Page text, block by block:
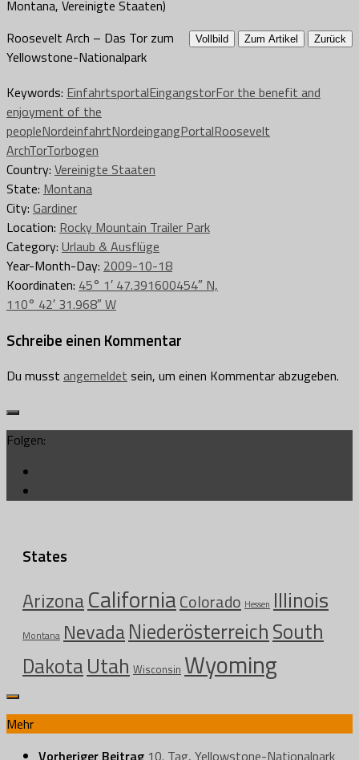
Vollbild Zum Artikel Zurück
Roosevelt Arch – Das Tor zum
Yellowstone-Nationalpark
Keywords: EinfahrtsportalEingangstorFor the benefit and
enjoyment of the
peopleNordeinfahrtNordeingangPortalRoosevelt
ArchTorTorbogen
Country: Vereinigte Staaten
State: Montana
City: Gardiner
Location: Rocky Mountain Trailer Park
Category: Urlaub & Ausflüge
Year-Month-Day: 2009-10-18
Koordinaten: 45° 1′ 47.391600454″ N,
110° 42′ 31.968″ W
Schreibe einen Kommentar
Du musst angemeldet sein, um einen Kommentar abzugeben.
Folgen:
States
ArizonaCaliforniaColorado Hessen Illinois
Montana NevadaNiederösterreichSouth
DakotaUtah Wisconsin Wyoming
Mehr
Vorheriger Beitrag 10. Tag, Yellowstone-Nationalpark